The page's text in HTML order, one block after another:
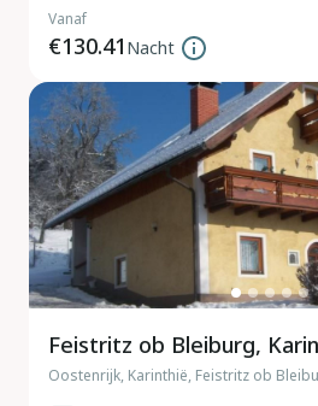
Vanaf
€130.41 Nacht
Feistritz ob Bleiburg,
Oostenrijk, Karinthië, Feistritz ob